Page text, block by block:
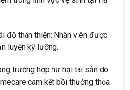
độ thân thiện: Nhân viên được
luyện kỹ lưỡng.
trường hợp hư hại tài sản do
cam kết bồi thường thỏa